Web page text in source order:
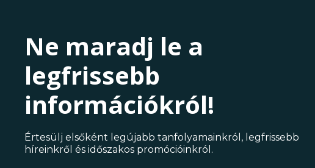
Ne maradj le a
legfrissebb
információkról!
Értesülj elsőként legújabb tanfolyamainkról, legfrissebb
híreinkről és időszakos promócióinkról.